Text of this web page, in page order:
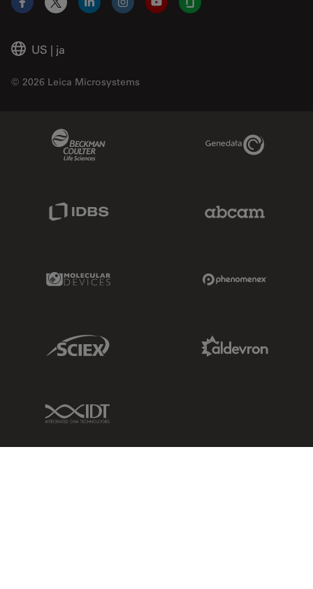
US | ja
© 2026 Leica Microsystems
Facebook
X LinkedInInstagramYouTubeGlassdoor
Genedata Link
Molecular Devices Link
Sciex Link
IDT Link